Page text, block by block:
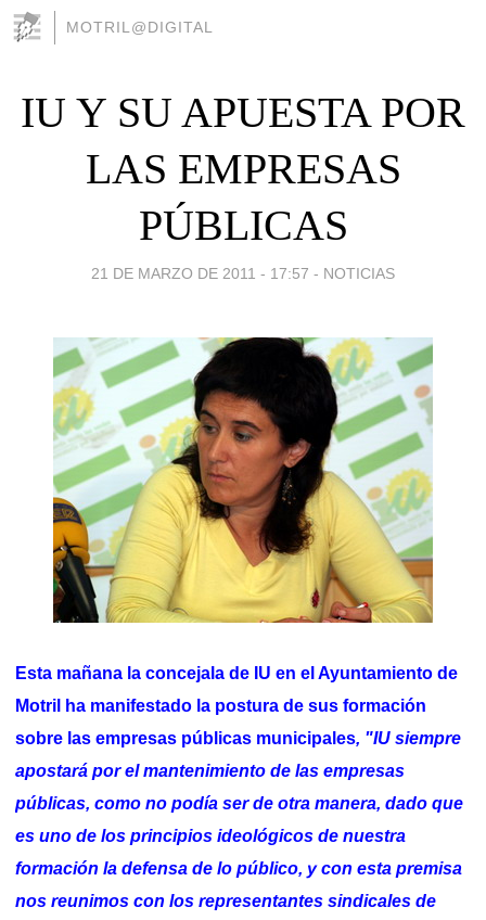
MOTRIL@DIGITAL
IU Y SU APUESTA POR
LAS EMPRESAS
PÚBLICAS
21 DE MARZO DE 2011 - 17:57 - NOTICIAS
Esta mañana la concejala de IU en el Ayuntamiento de
Motril ha manifestado la postura de sus formación
sobre las empresas públicas municipales, "IU siempre
apostará por el mantenimiento de las empresas
públicas, como no podía ser de otra manera, dado que
es uno de los principios ideológicos de nuestra
formación la defensa de lo público, y con esta premisa
nos reunimos con los representantes sindicales de